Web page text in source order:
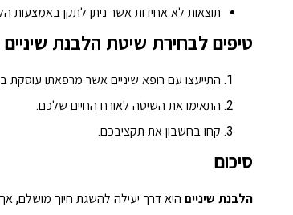
תוצאות לא אחידות אשר ניתן לתקן באמצעות
טיפים לבחירת שיטת הלבנת
התייעצו עם רופא שיניים אשר מרפאתו עוסקת
התאימו את השיטה לאורח החיים שלכם.
קחו בחשבון את תקציבכם.
סיכום
הלבנת שיניים היא דרך יעילה להשגת חיוך מושלם,